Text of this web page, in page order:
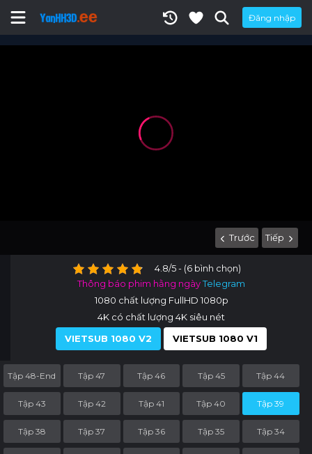
Đăng nhập
Trước Tiếp
4.8/5 - (6 bình chọn)
Thông báo phim hằng ngàyTelegram
1080 chất lượng FullHD 1080p
4K có chất lượng 4K siêu nét
VIETSUB 1080 V2
VIETSUB 1080 V1
Tập 48-End Tập 47 Tập 46 Tập 45 Tập 44
Tập 43 Tập 42 Tập 41 Tập 40 Tập 39
Tập 38 Tập 37 Tập 36 Tập 35 Tập 34